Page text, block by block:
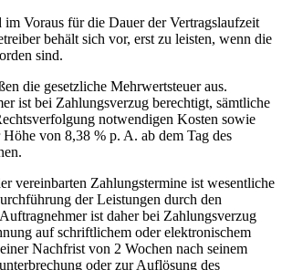
Voraus für die Dauer der Vertragslaufzeit
behält sich vor, erst zu leisten, wenn die
sind.
die gesetzliche Mehrwertsteuer aus.
ist bei Zahlungsverzug berechtigt, sämtliche
notwendigen Kosten sowie
von 8,38 % p. A. ab dem Tag des
vereinbarten Zahlungstermine ist wesentliche
der Leistungen durch den
ist daher bei Zahlungsverzug
auf schriftlichem oder elektronischem
Nachfrist von 2 Wochen nach seinem
oder zur Auflösung des